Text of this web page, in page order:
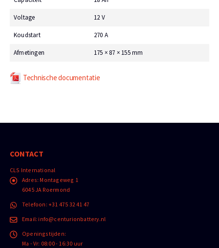
Voltage 12 V
Koudstart 270 A
Afmetingen 175 × 87 × 155 mm
Technische documentatie
CONTACT
CLS International
Adres: Montageweg 1
6045 JA Roermond
Telefoon: +31 475 32 41 47
Email: info@centurionbattery.nl
Openingstijden:
Ma - Vr: 08:00 - 16:30 uur